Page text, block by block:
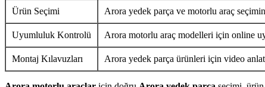
Ürün Seçimi Arora yedek parça ve motorlu araç
Uyumluluk Kontrolü Arora motorlu araç modelleri için online
Montaj Kılavuzları Arora yedek parça ürünleri için video